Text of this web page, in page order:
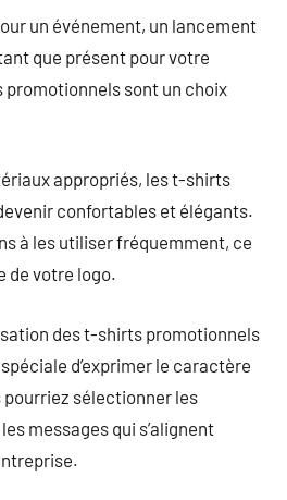
un événement, un lancement
que présent pour votre
promotionnels sont un choix
appropriés, les t-shirts
confortables et élégants.
à les utiliser fréquemment, ce
de votre logo.
des t-shirts promotionnels
d’exprimer le caractère
pourriez sélectionner les
messages qui s’alignent